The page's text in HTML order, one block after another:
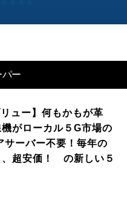
パー
ュー】何もかもが革
がローカル５G市場の
サーバー不要！毎年の
、超安価！ の新しい５